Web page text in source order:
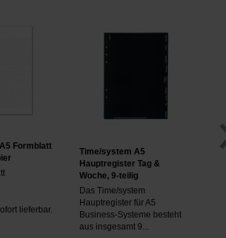
Formblatt
lieferbar.
Time/system A5
Hauptregister Tag &
Woche, 9-teilig
Das Time/system
Hauptregister für A5
Business-Systeme besteht
aus insgesamt 9...